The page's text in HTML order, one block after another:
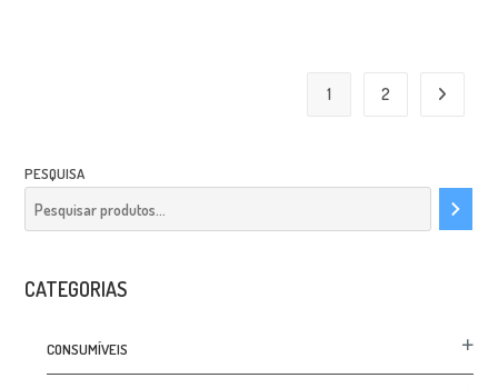
1 2
PESQUISA
CATEGORIAS
CONSUMÍVEIS